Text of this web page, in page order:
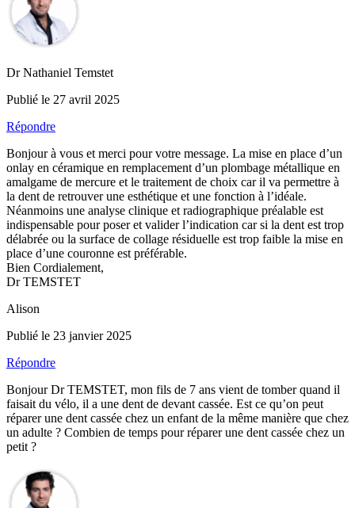
Dr Nathaniel Temstet
Publié le 27 avril 2025
Répondre
Bonjour à vous et merci pour votre message. La mise en place d’un
onlay en céramique en remplacement d’un plombage métallique en
amalgame de mercure et le traitement de choix car il va permettre à
la dent de retrouver une esthétique et une fonction à l’idéale.
Néanmoins une analyse clinique et radiographique préalable est
indispensable pour poser et valider l’indication car si la dent est trop
délabrée ou la surface de collage résiduelle est trop faible la mise en
place d’une couronne est préférable.
Bien Cordialement,
Dr TEMSTET
Alison
Publié le 23 janvier 2025
Répondre
Bonjour Dr TEMSTET, mon fils de 7 ans vient de tomber quand il
faisait du vélo, il a une dent de devant cassée. Est ce qu’on peut
réparer une dent cassée chez un enfant de la même manière que chez
un adulte ? Combien de temps pour réparer une dent cassée chez un
petit ?